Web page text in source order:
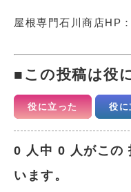
屋根専門石川商店HP：
この投稿は役
役に立った 役に
0 人中 0 人がこの
います。